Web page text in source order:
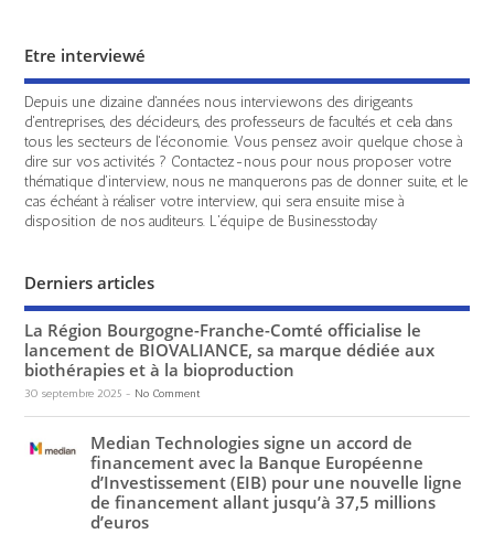
Etre interviewé
Depuis une dizaine d'années nous interviewons des dirigeants
d'entreprises, des décideurs, des professeurs de facultés et cela dans
tous les secteurs de l'économie. Vous pensez avoir quelque chose à
dire sur vos activités ? Contactez-nous pour nous proposer votre
thématique d'interview, nous ne manquerons pas de donner suite, et le
cas échéant à réaliser votre interview, qui sera ensuite mise à
disposition de nos auditeurs. L'équipe de Businesstoday
Derniers articles
La Région Bourgogne-Franche-Comté officialise le
lancement de BIOVALIANCE, sa marque dédiée aux
biothérapies et à la bioproduction
30 septembre 2025- No Comment
Median Technologies signe un accord de
financement avec la Banque Européenne
d’Investissement (EIB) pour une nouvelle ligne
de financement allant jusqu’à 37,5 millions
d’euros